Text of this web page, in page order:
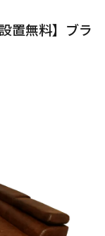
置無料】ブラ